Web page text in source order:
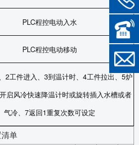
PLC程控电动入水
PLC程控电动移动
2工件进入、 3到温计时、 4工件拉出、5炉
开启风冷快速降温计时或旋转插入水槽或者
气冷、 7返回1重复次数可设定
单